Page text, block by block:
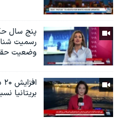
پنج سال
رسمیت
وضعیت
بریتانیا